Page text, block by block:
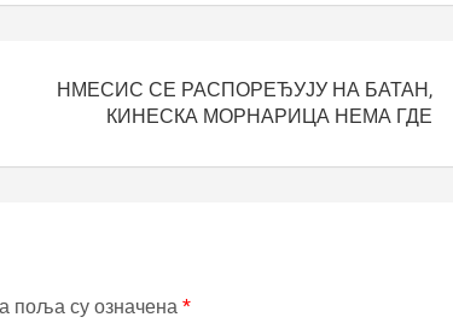
НМЕСИС СЕ РАСПОРЕЂУЈУ НА БАТАН,
КИНЕСКА МОРНАРИЦА НЕМА ГДЕ
поља су означена *